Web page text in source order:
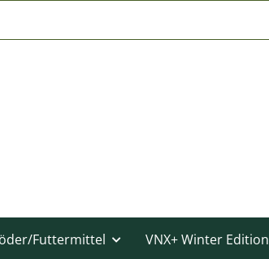
Futtermittel VNX+ Winter Edition